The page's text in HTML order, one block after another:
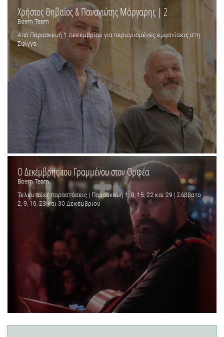
Χρήστος Θηβαίος & Παναγιώτης Μάργαρης | 2
Boem Team
Από Παρασκευή 1 Δεκεμβρίου για περιορισμένες εμφανίσεις στη
Σφίγγα
Ο Δεκέμβρης του Γραμμένου στον Ορφέα
Boem Team
Τελευταίες παραστάσεις | Παρασκευή 1, 8, 15, 22 και 29 | Σάββατο
2, 9, 16, 23 και 30 Δεκεμβρίου